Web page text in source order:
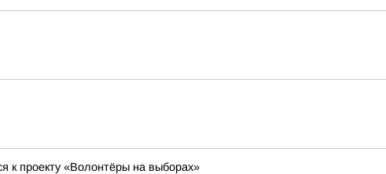
к проекту «Волонтёры на выборах»